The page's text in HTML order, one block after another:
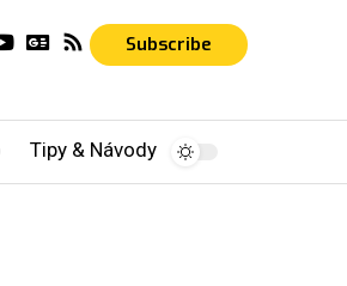
Subscribe
Tipy & Návody